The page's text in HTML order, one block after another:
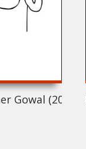
Gowal (2019)